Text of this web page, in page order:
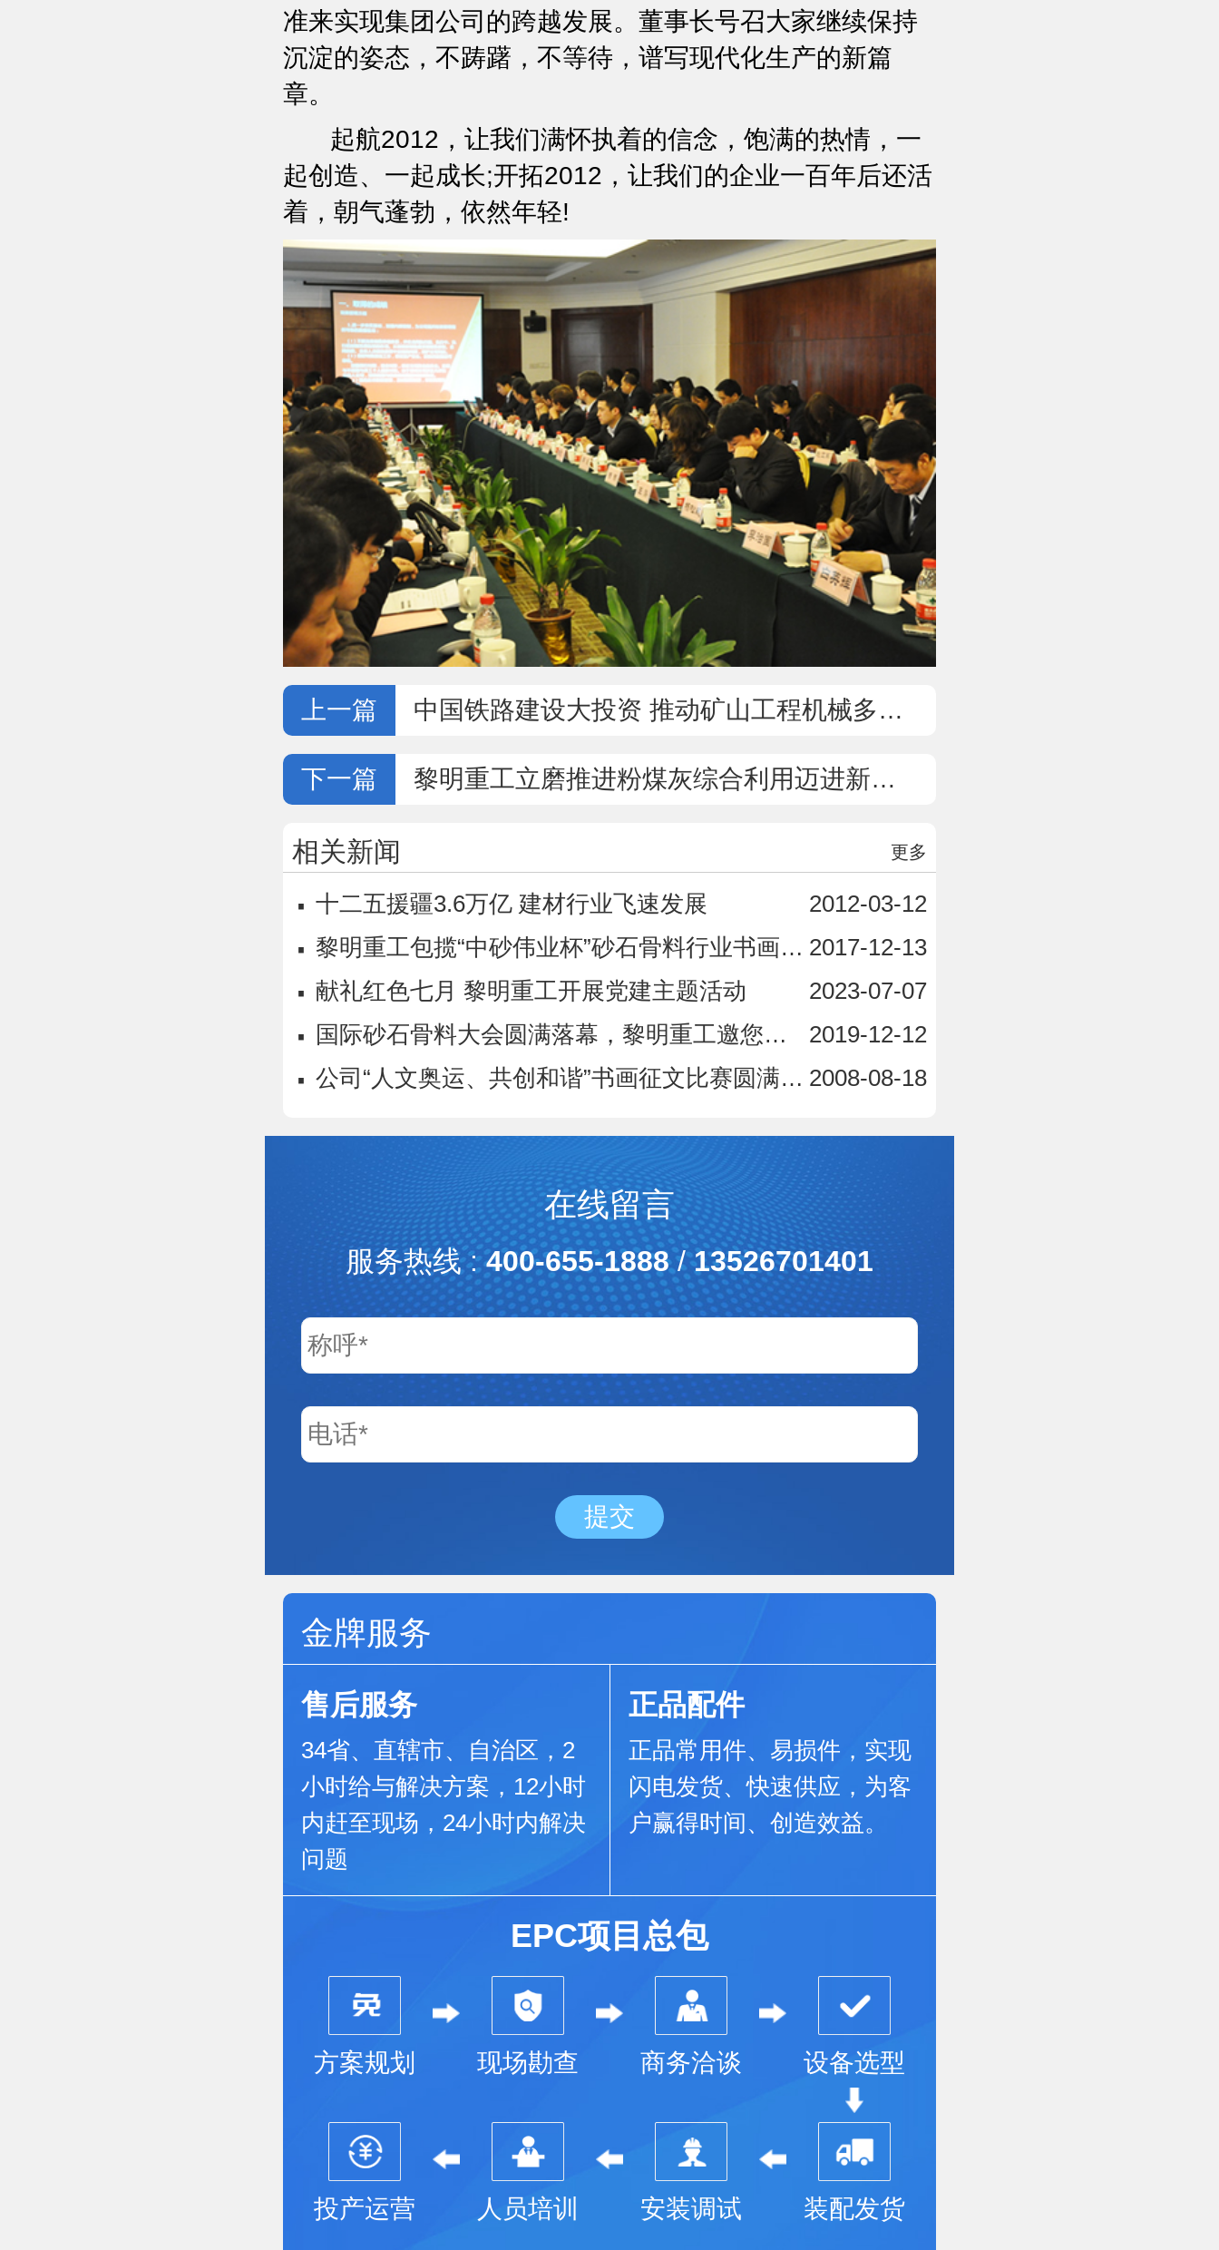
准来实现集团公司的跨越发展。董事长号召大家继续保持
沉淀的姿态，不踌躇，不等待，谱写现代化生产的新篇
章。
起航2012，让我们满怀执着的信念，饱满的热情，一
起创造、一起成长;开拓2012，让我们的企业一百年后还活
着，朝气蓬勃，依然年轻!
上一篇 中国铁路建设大投资 推动矿山工程机械多元化发展
下一篇 黎明重工立磨推进粉煤灰综合利用迈进新纪元
相关新闻 更多
· 2012-03-12
十二五援疆3.6万亿 建材行业飞速发展
· 2017-12-13
黎明重工包揽“中砂伟业杯”砂石骨料行业书画大赛大奖
· 2023-07-07
献礼红色七月 黎明重工开展党建主题活动
· 2019-12-12
国际砂石骨料大会圆满落幕，黎明重工邀您共创美好未来
· 2008-08-18
公司“人文奥运、共创和谐”书画征文比赛圆满落下帷幕
在线留言
服务热线 :400-655-1888/13526701401
金牌服务
售后服务
34省、直辖市、自治区，2
小时给与解决方案，12小时
内赶至现场，24小时内解决
问题
正品配件
正品常用件、易损件，实现
闪电发货、快速供应，为客
户赢得时间、创造效益。
EPC项目总包
方案规划 现场勘查 商务洽谈 设备选型
投产运营 人员培训 安装调试 装配发货